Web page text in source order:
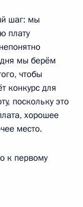
шаг: мы
плату
мы берём
чтобы
конкурс для
поскольку это
хорошее
место.
к первому